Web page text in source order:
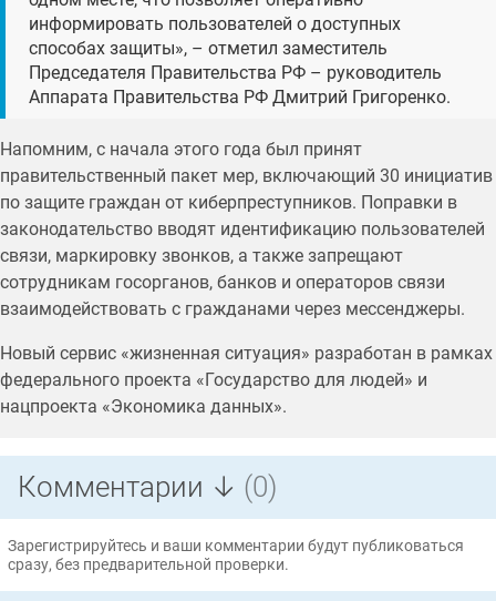
информировать пользователей о доступных
способах защиты», – отметил заместитель
Председателя Правительства РФ – руководитель
Аппарата Правительства РФ Дмитрий Григоренко.
Напомним, с начала этого года был принят
правительственный пакет мер, включающий 30 инициатив
по защите граждан от киберпреступников. Поправки в
законодательство вводят идентификацию пользователей
связи, маркировку звонков, а также запрещают
сотрудникам госорганов, банков и операторов связи
взаимодействовать с гражданами через мессенджеры.
Новый сервис «жизненная ситуация» разработан в рамках
федерального проекта «Государство для людей» и
нацпроекта «Экономика данных».
Комментарии ↓ (0)
Зарегистрируйтесь и ваши комментарии будут публиковаться
сразу, без предварительной проверки.